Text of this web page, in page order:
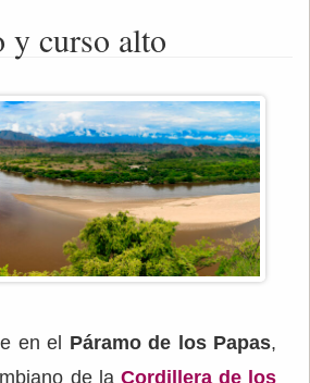
y curso alto
en el Páramo de los Papas,
de la Cordillera de los